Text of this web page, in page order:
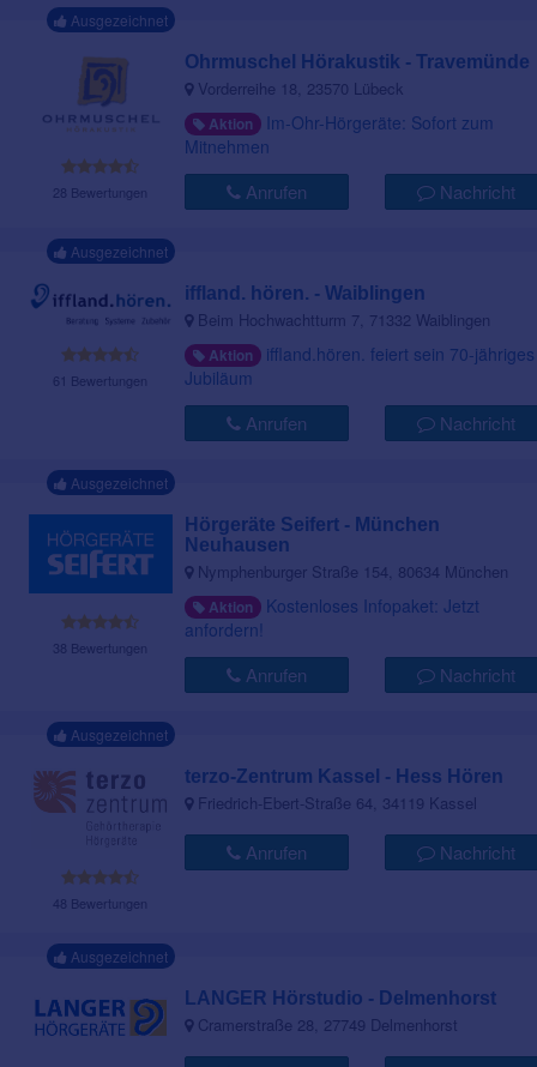
Ausgezeichnet
28 Bewertungen
Ohrmuschel Hörakustik - Travemünde
Vorderreihe 18, 23570 Lübeck
Aktion Im-Ohr-Hörgeräte: Sofort zum
Mitnehmen
Anrufen Nachricht
Ausgezeichnet
61 Bewertungen
iffland. hören. - Waiblingen
Beim Hochwachtturm 7, 71332 Waiblingen
Aktion iffland.hören. feiert sein 70-jähriges
Jubiläum
Anrufen Nachricht
Ausgezeichnet
38 Bewertungen
Hörgeräte Seifert - München
Neuhausen
Nymphenburger Straße 154, 80634 München
Aktion Kostenloses Infopaket: Jetzt
anfordern!
Anrufen Nachricht
Ausgezeichnet
48 Bewertungen
terzo-Zentrum Kassel - Hess Hören
Friedrich-Ebert-Straße 64, 34119 Kassel
Anrufen Nachricht
Ausgezeichnet
LANGER Hörstudio - Delmenhorst
Cramerstraße 28, 27749 Delmenhorst